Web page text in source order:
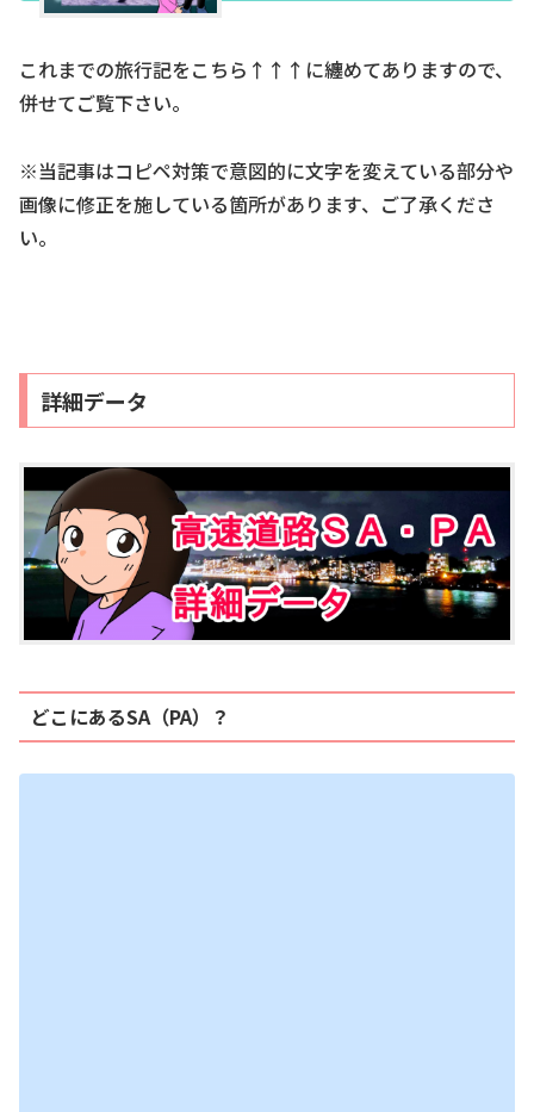
これまでの旅行記をこちら↑↑↑に纏めてありますので、
併せてご覧下さい。
※当記事はコピペ対策で意図的に文字を変えている部分や
画像に修正を施している箇所があります、ご了承くださ
い。
詳細データ
どこにあるSA（PA）？